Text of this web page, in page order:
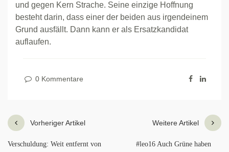
und gegen Kern Strache. Seine einzige Hoffnung
besteht darin, dass einer der beiden aus irgendeinem
Grund ausfällt. Dann kann er als Ersatzkandidat
auflaufen.
0 Kommentare
Vorheriger Artikel
Verschuldung: Weit entfernt von
Weitere Artikel
#leo16 Auch Grüne haben